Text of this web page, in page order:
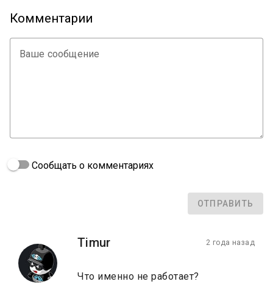
Комментарии
Ваше сообщение
Сообщать о комментариях
ОТПРАВИТЬ
Timur 2 года назад
Что именно не работает?